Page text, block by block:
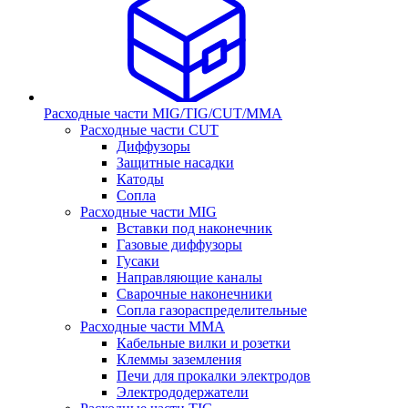
Расходные части MIG/TIG/CUT/MMA
Расходные части CUT
Диффузоры
Защитные насадки
Катоды
Сопла
Расходные части MIG
Вставки под наконечник
Газовые диффузоры
Гусаки
Направляющие каналы
Сварочные наконечники
Сопла газораспределительные
Расходные части MMA
Кабельные вилки и розетки
Клеммы заземления
Печи для прокалки электродов
Электрододержатели